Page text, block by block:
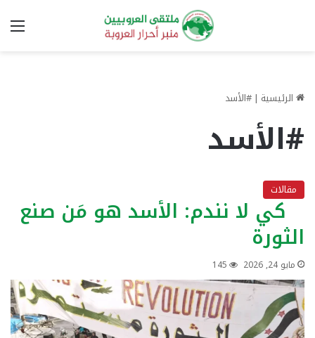
الرئيسية | #الأسد
#الأسد
مقالات
كي لا نندم: الأسد هو مَن صنع
الثورة
مايو 24, 2026 145